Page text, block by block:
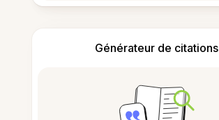
Générateur de citations